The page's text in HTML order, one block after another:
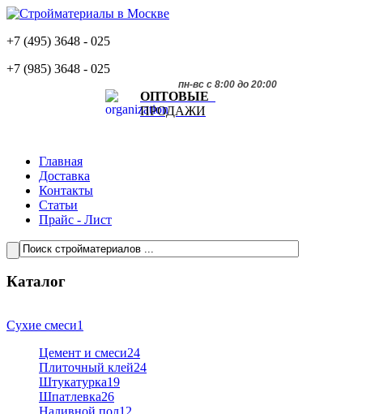
+7 (495) 3648 - 025
+7 (985) 3648 - 025
пн-вс с 8:00 до 20:00
ОПТОВЫЕ
ПРОДАЖИ
Главная
Доставка
Контакты
Статьи
Прайс - Лист
Каталог
Сухие смеси1
Цемент и смеси24
Плиточный клей24
Штукатурка19
Шпатлевка26